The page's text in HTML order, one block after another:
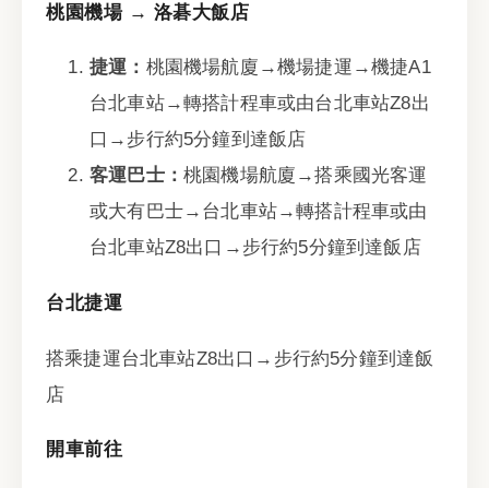
桃園機場 → 洛碁大飯店
捷運： 桃園機場航廈→機場捷運→機捷A1
台北車站→轉搭計程車或由台北車站Z8出
口→步行約5分鐘到達飯店
客運巴士： 桃園機場航廈→搭乘國光客運
或大有巴士→台北車站→轉搭計程車或由
台北車站Z8出口→步行約5分鐘到達飯店
台北捷運
搭乘捷運台北車站Z8出口→步行約5分鐘到達飯
店
開車前往